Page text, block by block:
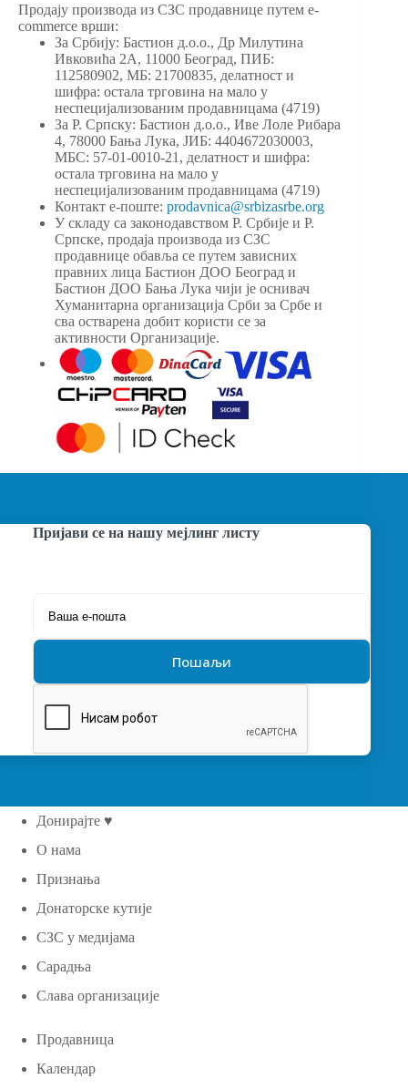
Продају производа из СЗС продавнице путем e-
commerce врши:
За Србију: Бастион д.о.о., Др Милутина
Ивковића 2А, 11000 Београд, ПИБ:
112580902, МБ: 21700835, делатност и
шифра: остала трговина на мало у
неспецијализованим продавницама (4719)
За Р. Српску: Бастион д.о.о., Иве Лоле Рибара
4, 78000 Бања Лука, ЈИБ: 4404672030003,
МБС: 57-01-0010-21, делатност и шифра:
остала трговина на мало у
неспецијализованим продавницама (4719)
Контакт е-поште: prodavnica@srbizasrbe.org
У складу са законодавством Р. Србије и Р.
Српске, продаја производа из СЗС
продавнице обавља се путем зависних
правних лица Бастион ДОО Београд и
Бастион ДОО Бања Лука чији је оснивач
Хуманитарна организација Срби за Србе и
сва остварена добит користи се за
активности Организације.
Пријави се на нашу мејлинг листу
Донирајте ♥
О нама
Признања
Донаторске кутије
СЗС у медијама
Сарадња
Слава организације
Продавница
Календар